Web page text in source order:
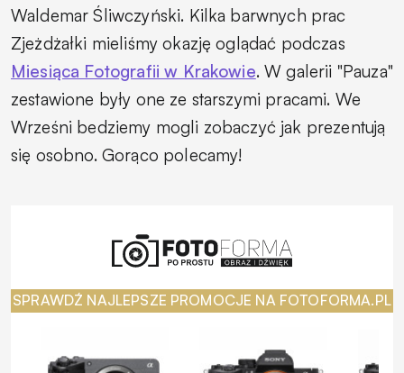
Waldemar Śliwczyński. Kilka barwnych prac
Zjeżdżałki mieliśmy okazję oglądać podczas
Miesiąca Fotografii w Krakowie. W galerii "Pauza"
zestawione były one ze starszymi pracami. We
Wrześni bedziemy mogli zobaczyć jak prezentują
się osobno. Gorąco polecamy!
SPRAWDŹ NAJLEPSZE PROMOCJE NA FOTOFORMA.PL